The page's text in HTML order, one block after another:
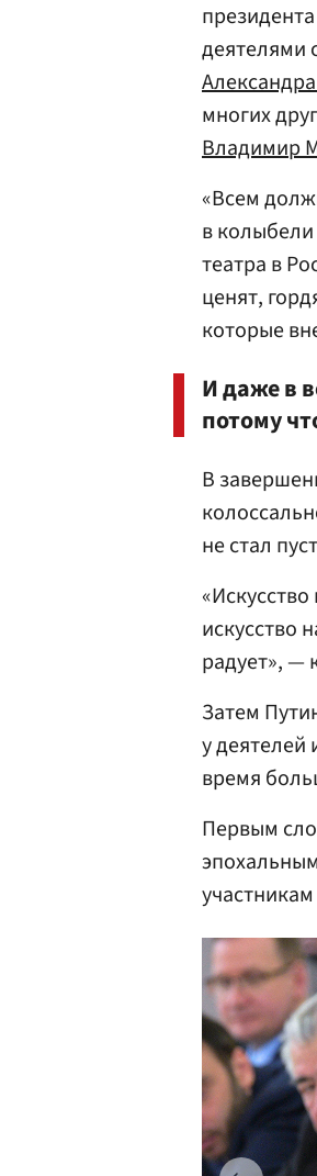
деятелями
многих
Владимир
«Всем
в колыбели
театра в
ценят,
которые
И даже в
потому
В
не стал
искусство
радует», —
Затем
у деятелей
время
Первым